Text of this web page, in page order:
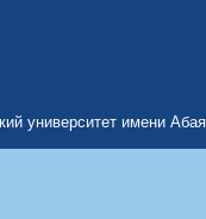
университет имени Абая